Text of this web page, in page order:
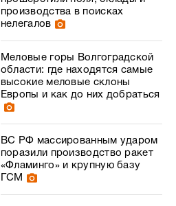
производства в поисках
нелегалов
Меловые горы Волгоградской
области: где находятся самые
высокие меловые склоны
Европы и как до них добраться
ВС РФ массированным ударом
поразили производство ракет
«Фламинго» и крупную базу
ГСМ